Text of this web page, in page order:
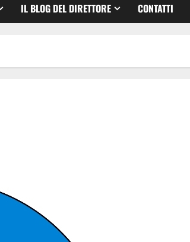
IL BLOG DEL DIRETTORE CONTATTI